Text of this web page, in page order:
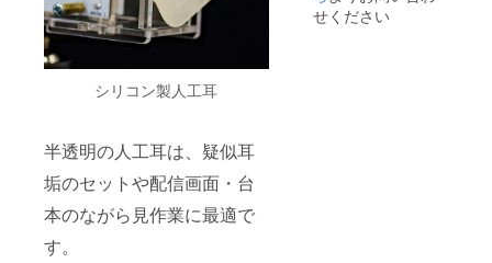
シリコン製人工耳
半透明の人工耳は、疑似耳
垢のセットや配信画面・台
本のながら見作業に最適で
す。
せください